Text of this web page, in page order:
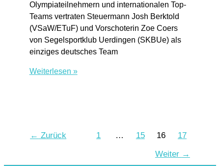
Olympiateilnehmern und internationalen Top-
Teams vertraten Steuermann Josh Berktold
(VSaW/ETuF) und Vorschoterin Zoe Coers
von Segelsportklub Uerdingen (SKBUe) als
einziges deutsches Team
Zoe
Berktold
Weiterlesen »
← Zurück 1 … 15 16 17
Weiter →